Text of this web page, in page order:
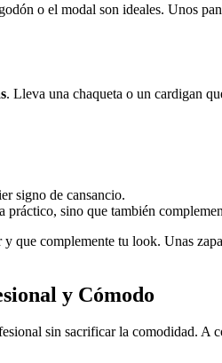
o el modal son ideales. Unos
. Lleva una chaqueta o un cardigan
signo de cansancio.
sino que también
y que complemente tu look. Unas
y Cómodo
sin sacrificar la comodidad.